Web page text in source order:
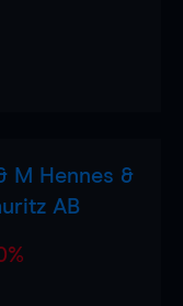
M Hennes &
AB